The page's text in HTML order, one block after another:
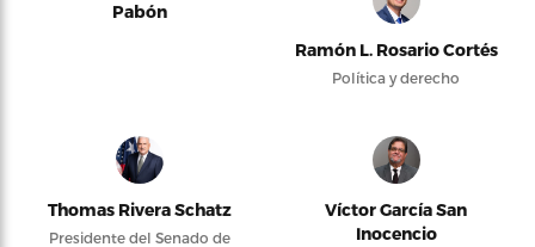
Pabón
Ramón L. Rosario Cortés
Política y derecho
Thomas Rivera Schatz
Presidente del Senado de
Víctor García San
Inocencio